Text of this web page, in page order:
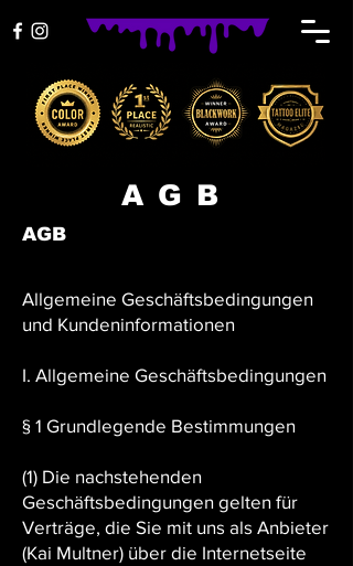
AGB
AGB
Allgemeine Geschäftsbedingungen
und Kundeninformationen
I. Allgemeine Geschäftsbedingungen
§ 1 Grundlegende Bestimmungen
(1) Die nachstehenden
Geschäftsbedingungen gelten für
Verträge, die Sie mit uns als Anbieter
(Kai Multner) über die Internetseite